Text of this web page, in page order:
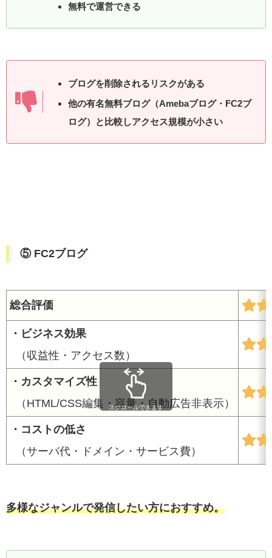
無料で運営できる
ブログを削除されるリスクがある
他の有名無料ブログ（Amebaブログ・ FC2ブ
ログ）と比較しアクセス規模が小さい
⑤ FC2ブログ
総合評価
・ビジネス効果
（収益性・アクセス数）
・カスタマイズ性
（HTML/CSS編集・容量・自動広告非表示）
・コストの低さ
（サーバ代・ドメイン・サービス費）
スクロールできます
多様なジャンルで発信したい方におすすめ。